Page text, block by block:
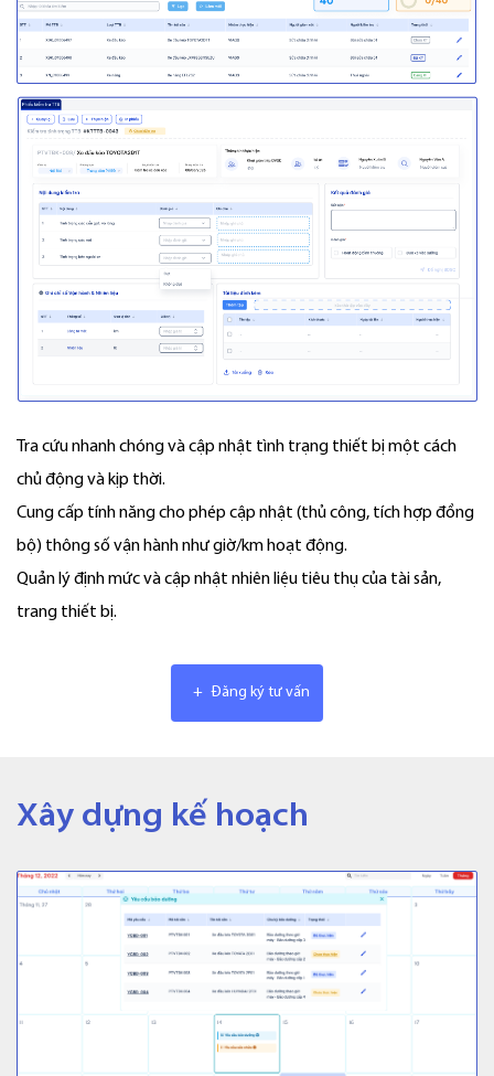
Tra cứu nhanh chóng và cập nhật tình trạng thiết bị một cách
chủ động và kịp thời.
Cung cấp tính năng cho phép cập nhật (thủ công, tích hợp đồng
bộ) thông số vận hành như giờ/km hoạt động.
Quản lý định mức và cập nhật nhiên liệu tiêu thụ của tài sản,
trang thiết bị.
+ Đăng ký tư vấn
Xây dựng kế hoạch